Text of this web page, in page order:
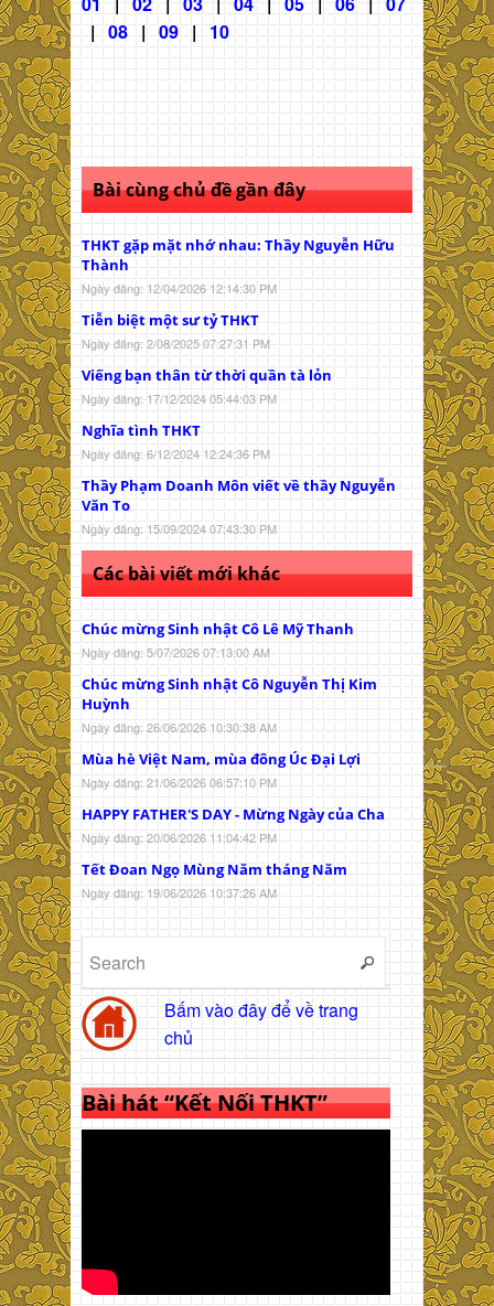
| 08 | 09 | 10
Bài cùng chủ đề gần đây
THKT gặp mặt nhớ nhau: Thầy Nguyễn Hữu
Thành
Ngày đăng: 12/04/2026 12:14:30 PM
Tiễn biệt một sư tỷ THKT
Ngày đăng: 2/08/2025 07:27:31 PM
Viếng bạn thân từ thời quần tà lỏn
Ngày đăng: 17/12/2024 05:44:03 PM
Nghĩa tình THKT
Ngày đăng: 6/12/2024 12:24:36 PM
Thầy Phạm Doanh Môn viết về thầy Nguyễn
Văn To
Ngày đăng: 15/09/2024 07:43:30 PM
Các bài viết mới khác
Chúc mừng Sinh nhật Cô Lê Mỹ Thanh
Ngày đăng: 5/07/2026 07:13:00 AM
Chúc mừng Sinh nhật Cô Nguyễn Thị Kim
Huỳnh
Ngày đăng: 26/06/2026 10:30:38 AM
Mùa hè Việt Nam, mùa đông Úc Đại Lợi
Ngày đăng: 21/06/2026 06:57:10 PM
HAPPY FATHER'S DAY - Mừng Ngày của Cha
Ngày đăng: 20/06/2026 11:04:42 PM
Tết Đoan Ngọ Mùng Năm tháng Năm
Ngày đăng: 19/06/2026 10:37:26 AM
Bấm vào đây để về trang
chủ
Bài hát “Kết Nối THKT”